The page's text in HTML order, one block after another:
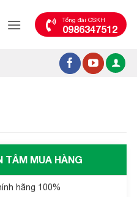
Tổng đài CSKH
0986347512
TÂM MUA HÀNG
hãng 100%